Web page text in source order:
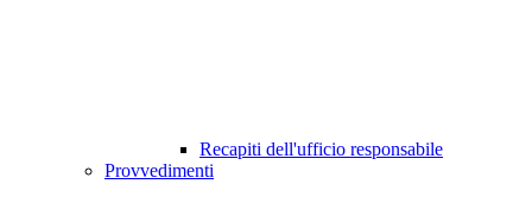
Recapiti dell'ufficio responsabile
Provvedimenti